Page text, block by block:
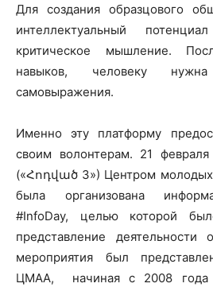
Для создания образцового
интеллектуальный
критическое мышление.
навыков, человеку
самовыражения.
Именно эту платформу
своим волонтерам. 21
(«Հոդված 3») Центром молодых
была организована
#InfoDay, целью которой
представление деятельности
мероприятия был
ЦМАА, начиная с 2008